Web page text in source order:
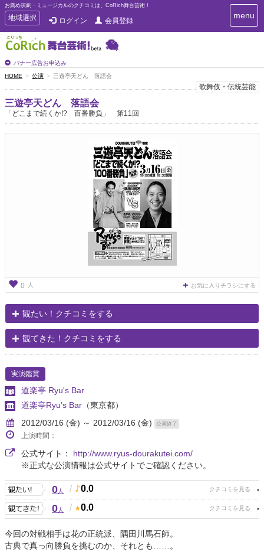
お薦め演劇・ミュージカルのクチコミは、CoRich舞台芸術！
T
o
g
g
e
n
a
v
i
地域選択 ログイン 会員登録
バナー広告お申込み
T
o
n
g
menu
HOME 公演 三遊亭天どん 落語会
歌舞伎・伝統芸能
三遊亭天どん 落語会
「どこまで続くか!? 百番勝負」 第11回
0 人 お気に入りチラシにする
観たい！クチコミをする
観てきた！クチコミをする
実演鑑賞
道楽亭 Ryu's Bar
道楽亭Ryu’s Bar （東京都）
2012/03/16 (金) ～ 2012/03/16 (金)
公演終了
上演時間：
公式サイト： http://www.ryus-dourakutei.com/
※正式な公演情報は公式サイトでご確認ください。
0人 / 0.0
0人 / 0.0
今回の対戦相手は花の正統派、隅田川馬石師。
古典で真っ向勝負を挑むのか、それとも……。